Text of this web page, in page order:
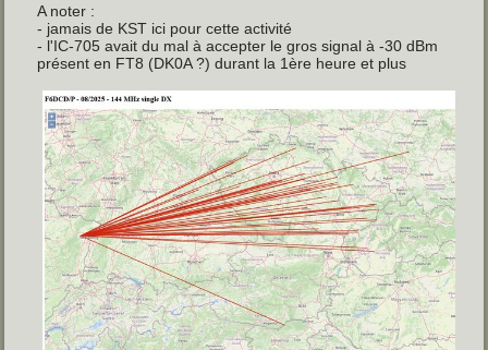
A noter :
- jamais de KST ici pour cette activité
- l'IC-705 avait du mal à accepter le gros signal à -30 dBm
présent en FT8 (DK0A ?) durant la 1ère heure et plus